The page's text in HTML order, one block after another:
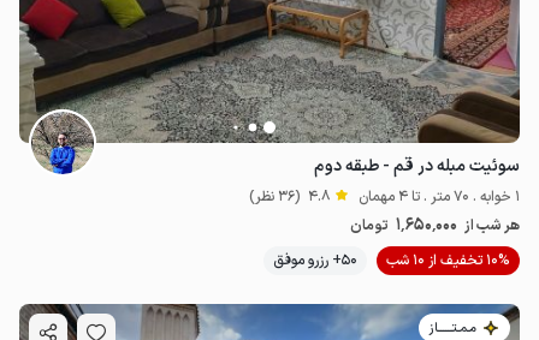
سوئیت مبله در قم - طبقه دوم
1 خوابه . 70 متر . تا 4 مهمان 4.8 (36 نظر)
هر شب از 1٬650٬000 تومان
10% تخفیف از 10 شب
50+ رزرو موفق
مـمـتــــــاز